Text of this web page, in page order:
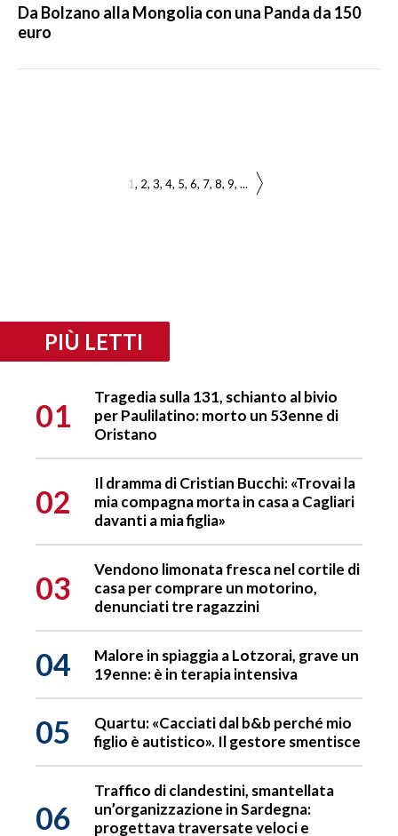
Da Bolzano alla Mongolia con una Panda da 150
euro
1 2 3 4 5 6 7 8 9 ...
PIÙ LETTI
01
Tragedia sulla 131, schianto al bivio
per Paulilatino: morto un 53enne di
Oristano
02
Il dramma di Cristian Bucchi: «Trovai la
mia compagna morta in casa a Cagliari
davanti a mia figlia»
03
Vendono limonata fresca nel cortile di
casa per comprare un motorino,
denunciati tre ragazzini
04
Malore in spiaggia a Lotzorai, grave un
19enne: è in terapia intensiva
05
Quartu: «Cacciati dal b&b perché mio
figlio è autistico». Il gestore smentisce
06
Traffico di clandestini, smantellata
un’organizzazione in Sardegna:
progettava traversate veloci e